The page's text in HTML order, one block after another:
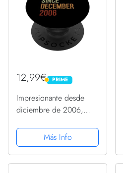
12,99€ PRIME
PRIME
Impresionante desde
diciembre de 2006,
divertido retro
PopSockets PopGrip
Intercambiable
Más Info